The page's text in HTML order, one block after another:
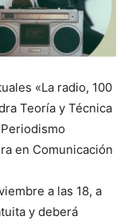
«La radio, 100
Teoría y Técnica
en Comunicación
a las 18, a
y deberá